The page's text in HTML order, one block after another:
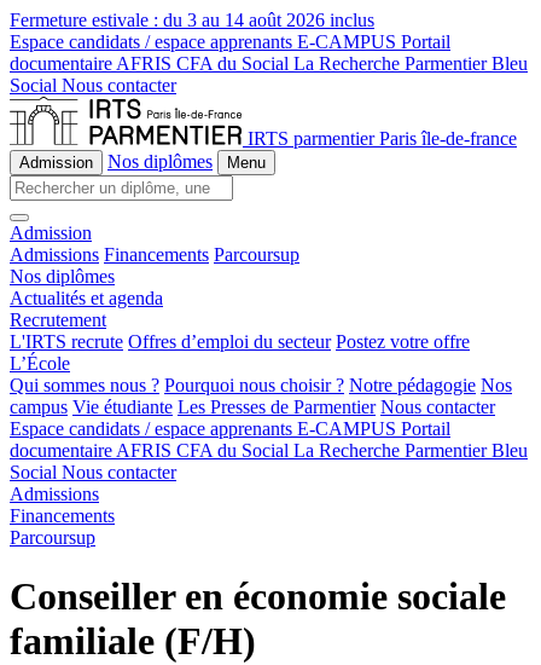
Fermeture estivale : du 3 au 14 août 2026 inclus
Espace candidats / espace apprenants E-CAMPUS Portail
documentaire AFRIS CFA du Social La Recherche Parmentier Bleu
Social Nous contacter
IRTS parmentier Paris île-de-france
Admission Nos diplômes Menu
Admission
Admissions Financements Parcoursup
Nos diplômes
Actualités et agenda
Recrutement
L'IRTS recrute Offres d’emploi du secteur Postez votre offre
L’École
Qui sommes nous ? Pourquoi nous choisir ? Notre pédagogie Nos
campus Vie étudiante Les Presses de Parmentier Nous contacter
Espace candidats / espace apprenants E-CAMPUS Portail
documentaire AFRIS CFA du Social La Recherche Parmentier Bleu
Social Nous contacter
Admissions
Financements
Parcoursup
Conseiller en économie sociale
familiale (F/H)